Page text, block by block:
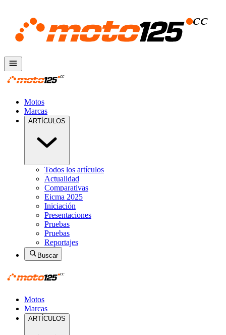
Motos
Marcas
ARTÍCULOS
Todos los artículos
Actualidad
Comparativas
Eicma 2025
Iniciación
Presentaciones
Pruebas
Pruebas
Reportajes
Buscar
Motos
Marcas
ARTÍCULOS